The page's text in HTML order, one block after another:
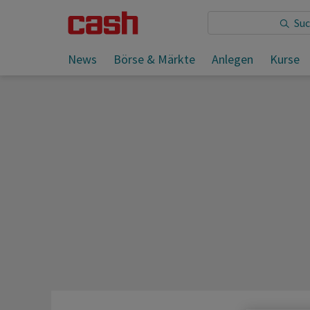
News Börse & Märkte Anlegen Kurse
Sie lesen: